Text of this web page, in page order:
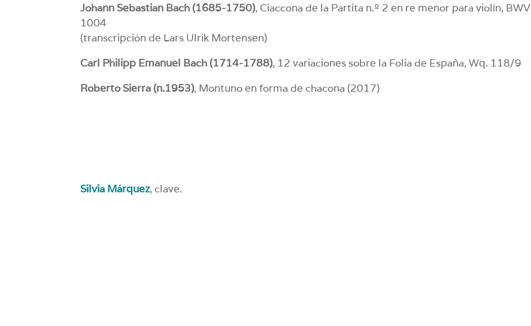
Johann Sebastian Bach (1685-1750), Ciaccona de la Partita n.º 2 en re menor para violín, BWV
1004
(transcripción de Lars Ulrik Mortensen)
Carl Philipp Emanuel Bach (1714-1788), 12 variaciones sobre la Folia de España, Wq. 118/9
Roberto Sierra (n.1953), Montuno en forma de chacona (2017)
Silvia Márquez, clave.